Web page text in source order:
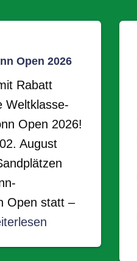
Open 2026
Rabatt
Weltklasse-
Open 2026!
August
Open statt –